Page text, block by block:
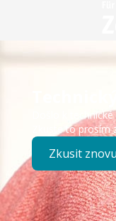
Došlo k
Zkuste to prosím
Zkusit znovu